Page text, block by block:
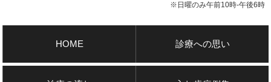
※日曜のみ午前10時-午後6時
HOME 診療への思い